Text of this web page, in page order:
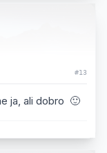
#13
ja, ali dobro 🙂